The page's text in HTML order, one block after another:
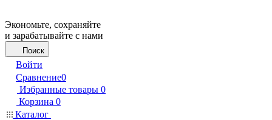
Экономьте, сохраняйте
и зарабатывайте с нами
Поиск
Войти
Сравнение0
Избранные товары 0
Корзина 0
Каталог